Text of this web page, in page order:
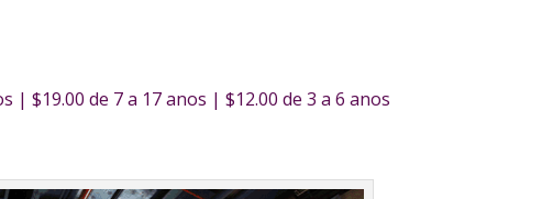
| $19.00 de 7 a 17 anos | $12.00 de 3 a 6 anos